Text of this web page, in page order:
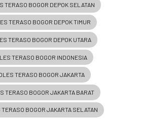
TERASO BOGOR DEPOK SELATAN
TERASO BOGOR DEPOK TIMUR
TERASO BOGOR DEPOK UTARA
TERASO BOGOR INDONESIA
TERASO BOGOR JAKARTA
TERASO BOGOR JAKARTA BARAT
BOGOR JAKARTA SELATAN